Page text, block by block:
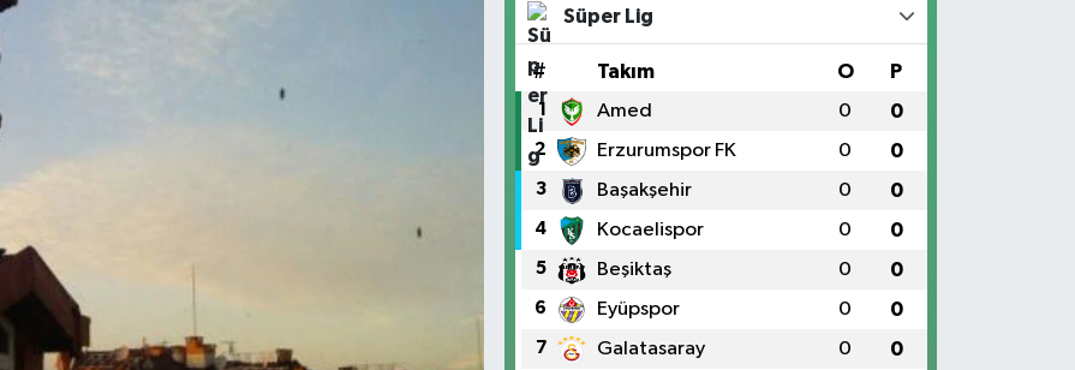
Süper Lig
# Takım O P
1 Amed 0 0
2 Erzurumspor FK 0 0
3 Başakşehir 0 0
4 Kocaelispor 0 0
5 Beşiktaş 0 0
6 Eyüpspor 0 0
7 Galatasaray 0 0